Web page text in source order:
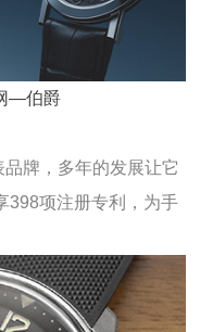
—伯爵
牌，多年的发展让它
398项注册专利，为手